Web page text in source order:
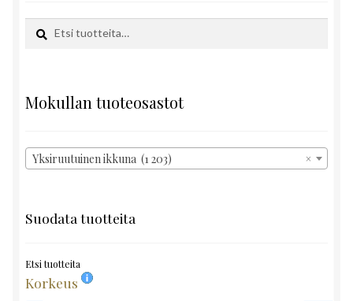
Etsi:
Haku
Mokullan tuoteosastot
×
Yksiruutuinen ikkuna (1 203)
Suodata tuotteita
Etsi tuotteita
Korkeus